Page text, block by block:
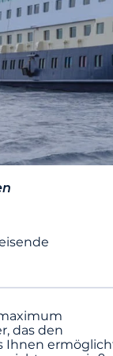
das den
Ihnen